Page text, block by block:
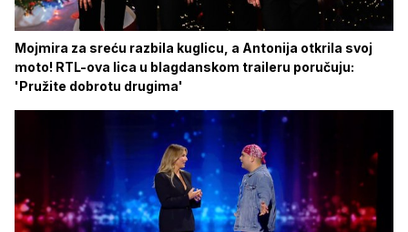
Mojmira za sreću razbila kuglicu, a Antonija otkrila svoj
moto! RTL-ova lica u blagdanskom traileru poručuju:
'Pružite dobrotu drugima'